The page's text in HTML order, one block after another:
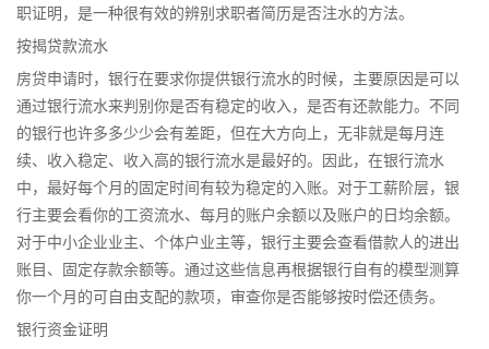
职证明，是一种很有效的辨别求职者简历是否注水的方法。
按揭贷款流水
房贷申请时，银行在要求你提供银行流水的时候，主要原因是可以
通过银行流水来判别你是否有稳定的收入，是否有还款能力。不同
的银行也许多多少少会有差距，但在大方向上，无非就是每月连
续、收入稳定、收入高的银行流水是最好的。因此，在银行流水
中，最好每个月的固定时间有较为稳定的入账。对于工薪阶层，银
行主要会看你的工资流水、每月的账户余额以及账户的日均余额。
对于中小企业业主、个体户业主等，银行主要会查看借款人的进出
账目、固定存款余额等。通过这些信息再根据银行自有的模型测算
你一个月的可自由支配的款项，审查你是否能够按时偿还债务。
银行资金证明